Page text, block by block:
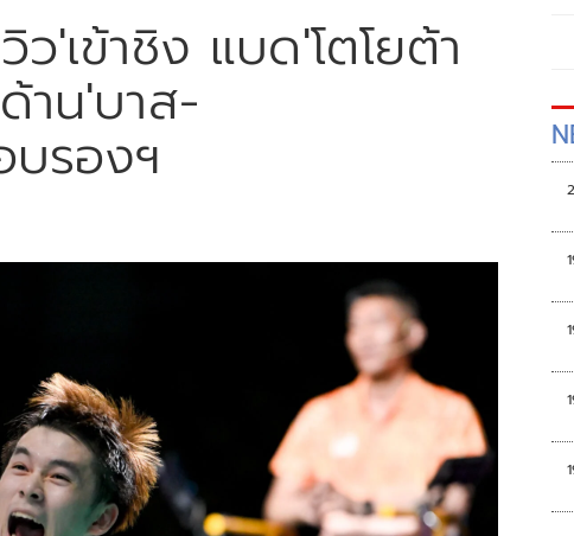
ว'เข้าชิง แบด'โตโยต้า
าน'บาส-
รองฯ